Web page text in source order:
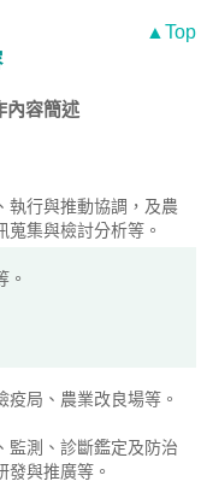
▲Top
內容簡述
執行與推動協調，及農
集與檢討分析等。
。
局、農業改良場等。
監測、診斷鑑定及防治
發與推廣等。